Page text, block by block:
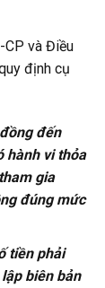
và Điều
định cụ
đến
hành vi thỏa
gia
đúng mức
tiền phải
biên bản